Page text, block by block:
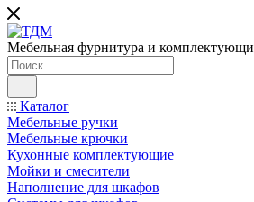
Мебельная фурнитура и
Каталог
Мебельные ручки
Мебельные крючки
Кухонные комплектующие
Мойки и смесители
Наполнение для шкафов